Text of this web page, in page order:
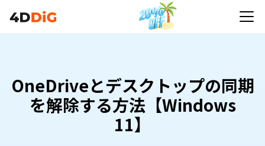
OneDriveとデスクトップの同期
を解除する方法【Windows
11】